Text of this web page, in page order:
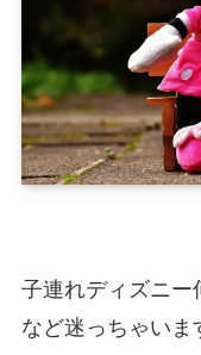
子連れディズニー
など迷っちゃいま